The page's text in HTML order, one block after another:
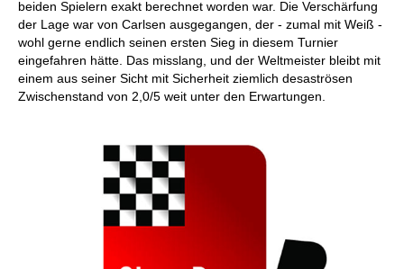
beiden Spielern exakt berechnet worden war. Die Verschärfung
der Lage war von Carlsen ausgegangen, der - zumal mit Weiß -
wohl gerne endlich seinen ersten Sieg in diesem Turnier
eingefahren hätte. Das misslang, und der Weltmeister bleibt mit
einem aus seiner Sicht mit Sicherheit ziemlich desaströsen
Zwischenstand von 2,0/5 weit unter den Erwartungen.